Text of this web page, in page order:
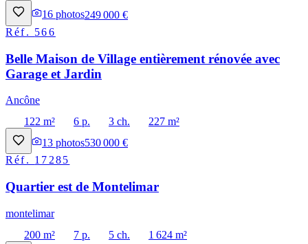
16 photos249 000 €
Réf. 566
Belle Maison de Village entièrement rénovée avec
Garage et Jardin
Ancône
122 m²
6 p. 3 ch.
227 m²
13 photos530 000 €
Réf. 17285
Quartier est de Montelimar
montelimar
200 m²
7 p. 5 ch.
1 624 m²